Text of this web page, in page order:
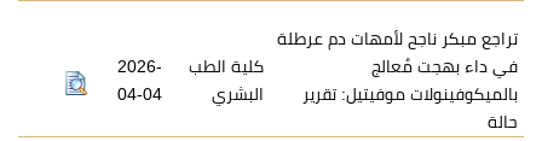
تراجع مبكر ناجح لأمهات دم عرطلة
في داء بهجت مُعالج
بالميكوفينولات موفيتيل: تقرير
حالة
كلية الطب
البشري
2026-
04-04